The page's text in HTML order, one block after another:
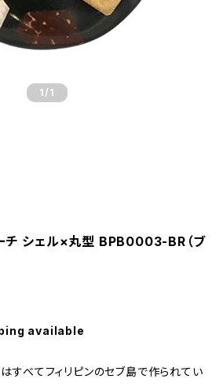
1 /1
チ シェル×丸型 BPB0003-BR（ブ
available
すべてフィリピンのセブ島で作られてい